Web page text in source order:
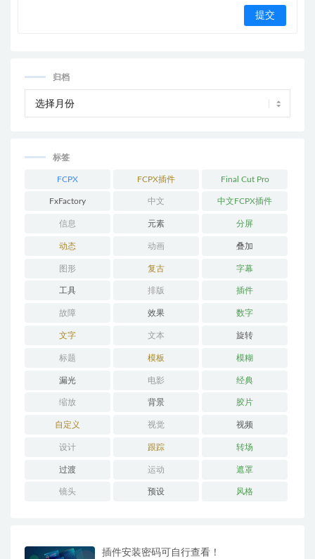
归档
标签
FCPX FCPX插件 Final Cut Pro
FxFactory 中文 中文FCPX插件
信息 元素 分屏
动态 动画 叠加
图形 复古 字幕
工具 排版 插件
故障 效果 数字
文字 文本 旋转
标题 模板 模糊
漏光 电影 经典
缩放 背景 胶片
自定义 视觉 视频
设计 跟踪 转场
过渡 运动 遮罩
镜头 预设 风格
插件安装密码可自行查看！